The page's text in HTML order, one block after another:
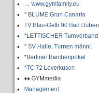
→ www.gymfamily.eu
* BLUME Gran Canaria
TV Blau-Gelb 90 Bad Düben
*LETTISCHER Turnverband
* SV Halle, Turnen männl.
*Berliner Bärchenpokal
*TC 72 Leverkusen
♦♦ GYMmedia
Management